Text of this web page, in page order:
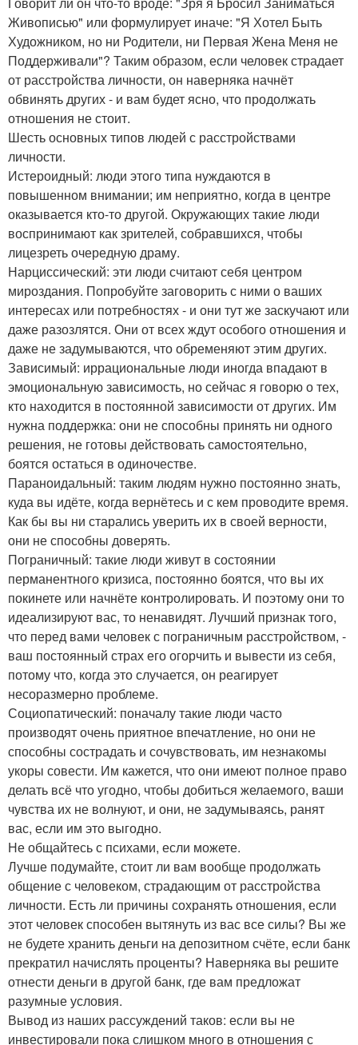
Живописью" или формулирует иначе: "Я Хотел Быть
Художником, но ни Родители, ни Первая Жена Меня не
Поддерживали"? Таким образом, если человек страдает
от расстройства личности, он наверняка начнёт
обвинять других - и вам будет ясно, что продолжать
отношения не стоит.
Шесть основных типов людей с расстройствами
личности.
Истероидный: люди этого типа нуждаются в
повышенном внимании; им неприятно, когда в центре
оказывается кто-то другой. Окружающих такие люди
воспринимают как зрителей, собравшихся, чтобы
лицезреть очередную драму.
Нарциссический: эти люди считают себя центром
мироздания. Попробуйте заговорить с ними о ваших
интересах или потребностях - и они тут же заскучают или
даже разозлятся. Они от всех ждут особого отношения и
даже не задумываются, что обременяют этим других.
Зависимый: иррациональные люди иногда впадают в
эмоциональную зависимость, но сейчас я говорю о тех,
кто находится в постоянной зависимости от других. Им
нужна поддержка: они не способны принять ни одного
решения, не готовы действовать самостоятельно,
боятся остаться в одиночестве.
Параноидальный: таким людям нужно постоянно знать,
куда вы идёте, когда вернётесь и с кем проводите время.
Как бы вы ни старались уверить их в своей верности,
они не способны доверять.
Пограничный: такие люди живут в состоянии
перманентного кризиса, постоянно боятся, что вы их
покинете или начнёте контролировать. И поэтому они то
идеализируют вас, то ненавидят. Лучший признак того,
что перед вами человек с пограничным расстройством, -
ваш постоянный страх его огорчить и вывести из себя,
потому что, когда это случается, он реагирует
несоразмерно проблеме.
Социопатический: поначалу такие люди часто
производят очень приятное впечатление, но они не
способны сострадать и сочувствовать, им незнакомы
укоры совести. Им кажется, что они имеют полное право
делать всё что угодно, чтобы добиться желаемого, ваши
чувства их не волнуют, и они, не задумываясь, ранят
вас, если им это выгодно.
Не общайтесь с психами, если можете.
Лучше подумайте, стоит ли вам вообще продолжать
общение с человеком, страдающим от расстройства
личности. Есть ли причины сохранять отношения, если
этот человек способен вытянуть из вас все силы? Вы же
не будете хранить деньги на депозитном счёте, если банк
прекратил начислять проценты? Наверняка вы решите
отнести деньги в другой банк, где вам предложат
разумные условия.
Вывод из наших рассуждений таков: если вы не
инвестировали пока слишком много в отношения с